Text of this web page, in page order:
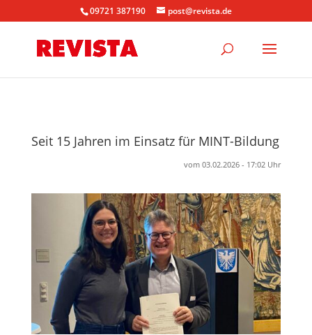
09721 387190 post@revista.de
Seit 15 Jahren im Einsatz für MINT-Bildung
vom 03.02.2026 - 17:02 Uhr